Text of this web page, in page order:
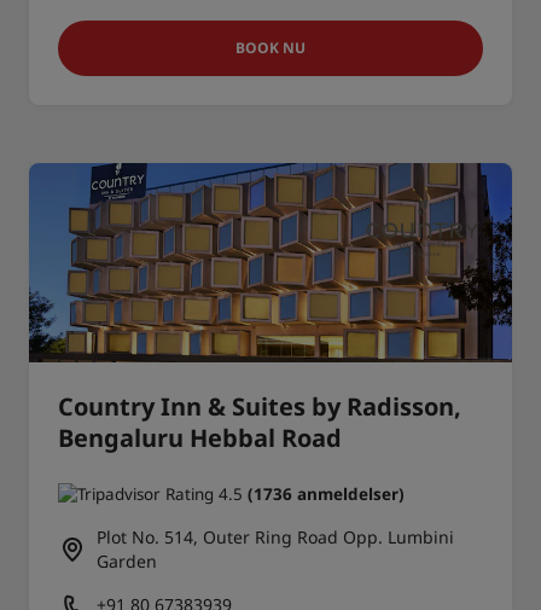
BOOK NU
Country Inn & Suites by Radisson,
Bengaluru Hebbal Road
(1736 anmeldelser)
Plot No. 514, Outer Ring Road Opp. Lumbini
Garden
+91 80 67383939